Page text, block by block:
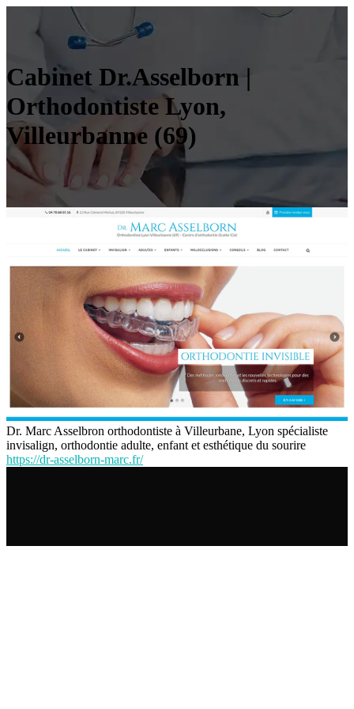
Cabinet Dr.Asselborn |
Orthodontiste Lyon,
Villeurbanne (69)
Dr. Marc Asselbron orthodontiste à Villeurbane, Lyon spécialiste
invisalign, orthodontie adulte, enfant et esthétique du sourire
https://dr-asselborn-marc.fr/